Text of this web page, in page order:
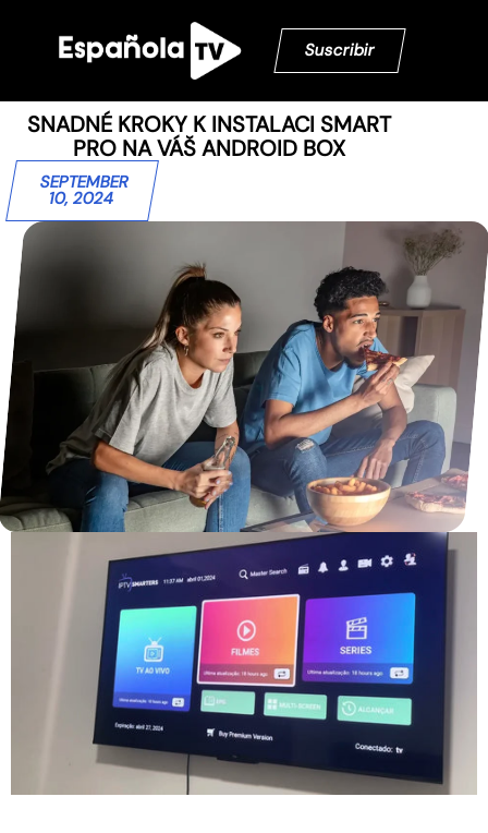
Suscribir
SNADNÉ KROKY K INSTALACI SMART
PRO NA VÁŠ ANDROID BOX
SEPTEMBER
10, 2024